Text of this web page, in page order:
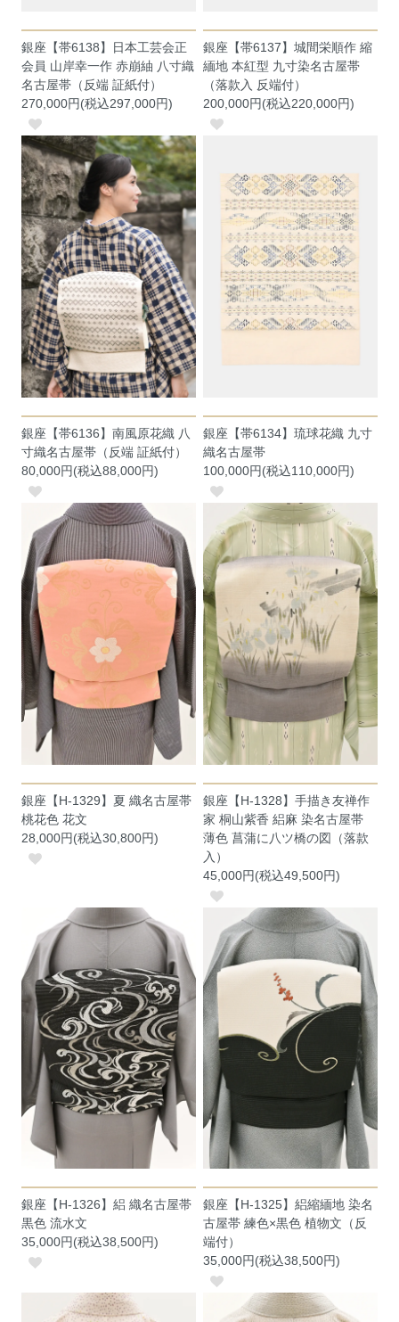
銀座【帯6138】日本工芸会正
会員 山岸幸一作 赤崩紬 八寸織
名古屋帯（反端 証紙付）
270,000円(税込297,000円)
銀座【帯6137】城間栄順作 縮
緬地 本紅型 九寸染名古屋帯
（落款入 反端付）
200,000円(税込220,000円)
銀座【帯6136】南風原花織 八
寸織名古屋帯（反端 証紙付）
80,000円(税込88,000円)
銀座【帯6134】琉球花織 九寸
織名古屋帯
100,000円(税込110,000円)
銀座【H-1329】夏 織名古屋帯
桃花色 花文
28,000円(税込30,800円)
銀座【H-1328】手描き友禅作
家 桐山紫香 絽麻 染名古屋帯
薄色 菖蒲に八ツ橋の図（落款
入）
45,000円(税込49,500円)
銀座【H-1326】絽 織名古屋帯
黒色 流水文
35,000円(税込38,500円)
銀座【H-1325】絽縮緬地 染名
古屋帯 練色×黒色 植物文（反
端付）
35,000円(税込38,500円)